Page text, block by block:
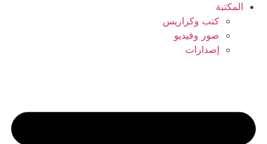
المكتبة
كتب وكراريس
صور وفيديو
إصدارات